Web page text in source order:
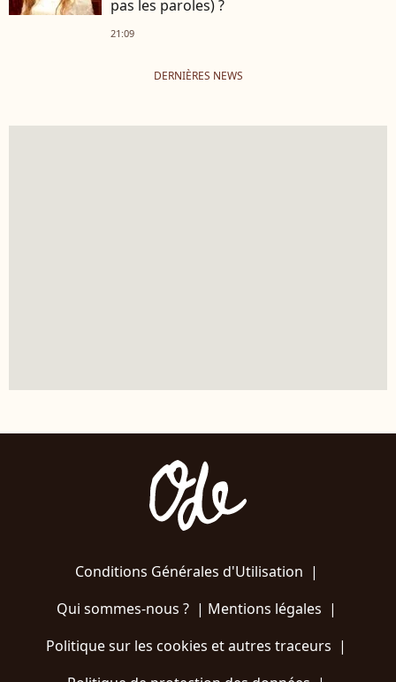
pas les paroles) ?
21:09
DERNIÈRES NEWS
Conditions Générales d'Utilisation |
Qui sommes-nous ?| Mentions légales |
Politique sur les cookies et autres traceurs |